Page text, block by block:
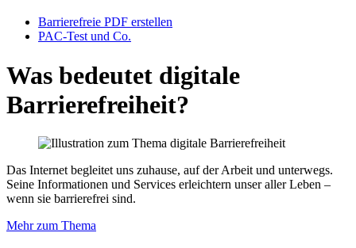
Barrierefreie PDF erstellen
PAC-Test und Co.
Was bedeutet digitale
Barrierefreiheit?
Das Internet begleitet uns zuhause, auf der Arbeit und unterwegs.
Seine Informationen und Services erleichtern unser aller Leben –
wenn sie barrierefrei sind.
Mehr zum Thema